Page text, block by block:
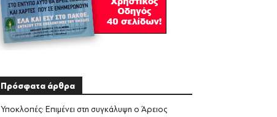
Πρόσφατα άρθρα
Υποκλοπές: Επιμένει στη συγκάλυψη ο Άρειος